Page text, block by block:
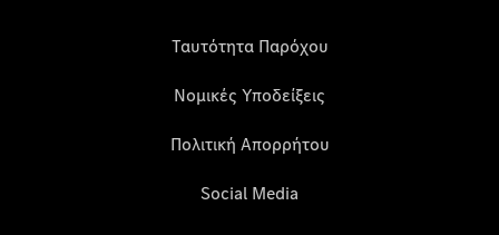
Ταυτότητα Παρόχου
Νομικές Υποδείξεις
Πολιτική Απορρήτου
Social Media